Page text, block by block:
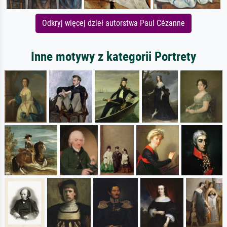
Odkryj więcej dzieł autorstwa Paul Cézanne
Inne motywy z kategorii Portrety